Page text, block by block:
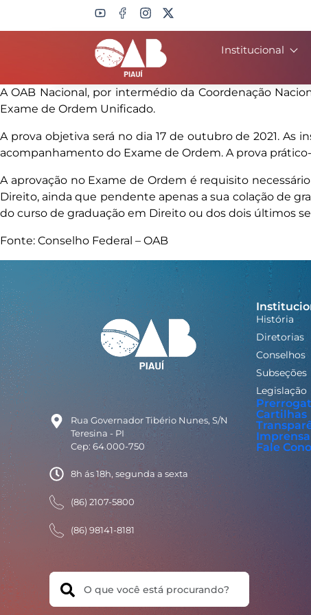
Institucional
Search
A OAB Nacional, por intermédio da Coordenação
Exame de Ordem Unificado.
A prova objetiva será no dia 17 de outubro de 2021. As
acompanhamento do Exame de Ordem. A prova
A aprovação no Exame de Ordem é requisito
Direito, ainda que pendente apenas a sua colação de
do curso de graduação em Direito ou dos dois últimos
Fonte: Conselho Federal – OAB
Rua Governador Tibério Nunes, S/N
Teresina - PI
Cep: 64.000-750
8h ás 18h, segunda a sexta
(86) 2107-5800
(86) 98141-8181
Search
História
Diretorias
Conselhos
Subseções
Legislação
Cartilhas
Imprensa
Fale